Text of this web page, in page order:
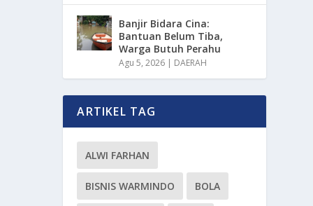
Banjir Bidara Cina:
Bantuan Belum Tiba,
Warga Butuh Perahu
Agu 5, 2026 | DAERAH
ARTIKEL TAG
ALWI FARHAN
BISNIS WARMINDO BOLA